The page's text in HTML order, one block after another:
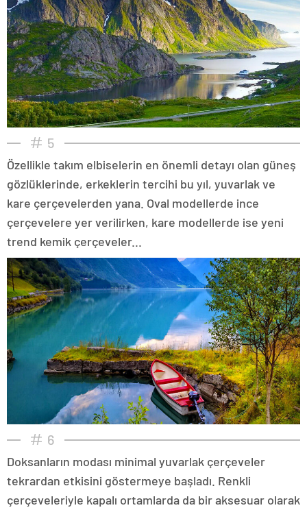
5
Özellikle takım elbiselerin en önemli detayı olan güneş
gözlüklerinde, erkeklerin tercihi bu yıl, yuvarlak ve
kare çerçevelerden yana. Oval modellerde ince
çerçevelere yer verilirken, kare modellerde ise yeni
trend kemik çerçeveler...
6
Doksanların modası minimal yuvarlak çerçeveler
tekrardan etkisini göstermeye başladı. Renkli
çerçeveleriyle kapalı ortamlarda da bir aksesuar olarak